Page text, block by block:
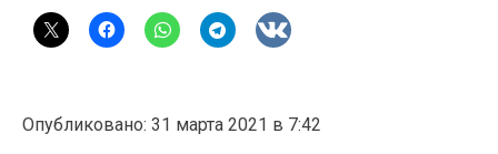
Опубликовано: 31 марта 2021 в 7:42